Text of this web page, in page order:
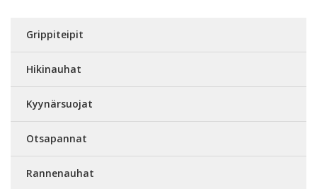
Grippiteipit
Hikinauhat
Kyynärsuojat
Otsapannat
Rannenauhat